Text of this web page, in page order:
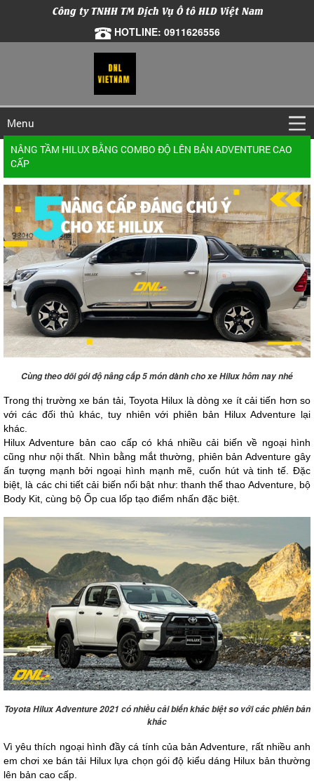
Công ty TNHH TM Dịch Vụ Ô tô HLD Việt Nam
HOTLINE: 0911626556
Menu
NÂNG TẦM HILUX BẰNG COMBO ĐỘ LÊN BẢN ADVENTURE CAO
CẤP
Cùng theo dõi gói độ nâng cấp 5 món dành cho xe Hilux hôm nay nhé
Trong thị trường xe bán tải, Toyota Hilux là dòng xe ít cải tiến hơn so
với các đối thủ khác, tuy nhiên với phiên bản Hilux Adventure lại
khác.
Hilux Adventure bản cao cấp có khá nhiều cải biến về ngoại hình
cũng như nội thất. Nhìn bằng mắt thường, phiên bản Adventure gây
ấn tượng mạnh bởi ngoại hình mạnh mẽ, cuốn hút và tinh tế. Đặc
biệt, là các chi tiết cải biến nổi bật như: thanh thể thao Adventure, bộ
Body Kit, cùng bộ Ốp cua lốp tạo điểm nhấn đặc biệt.
Toyota Hilux Adventure 2021 có nhiều cải biến khác biệt so với các phiên bản
khác
Vì yêu thích ngoại hình đầy cá tính của bản Adventure, rất nhiều anh
em chơi xe bán tải Hilux lựa chọn gói độ kiểu dáng Hilux bản thường
lên bản cao cấp.